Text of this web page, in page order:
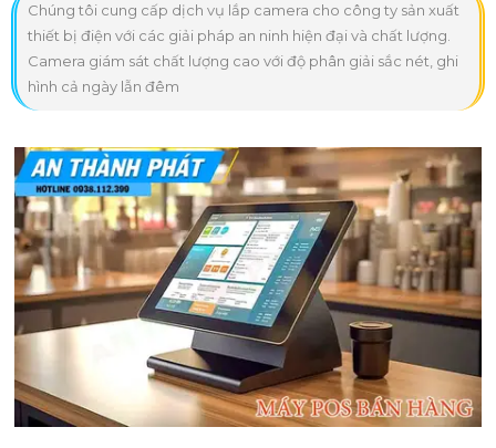
Chúng tôi cung cấp dịch vụ lắp camera cho công ty sản xuất
thiết bị điện với các giải pháp an ninh hiện đại và chất lượng.
Camera giám sát chất lượng cao với độ phân giải sắc nét, ghi
hình cả ngày lẫn đêm